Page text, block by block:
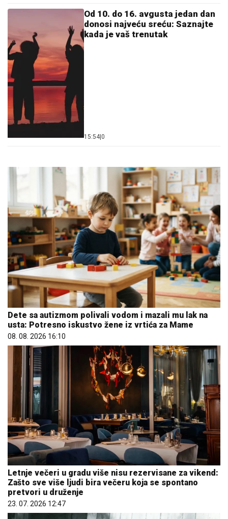
Od 10. do 16. avgusta jedan dan
donosi najveću sreću: Saznajte
kada je vaš trenutak
15:54 0
Dete sa autizmom polivali vodom i mazali mu lak na
usta: Potresno iskustvo žene iz vrtića za Mame
08. 08. 2026 16:10
Letnje večeri u gradu više nisu rezervisane za vikend:
Zašto sve više ljudi bira večeru koja se spontano
pretvori u druženje
23. 07. 2026 12:47